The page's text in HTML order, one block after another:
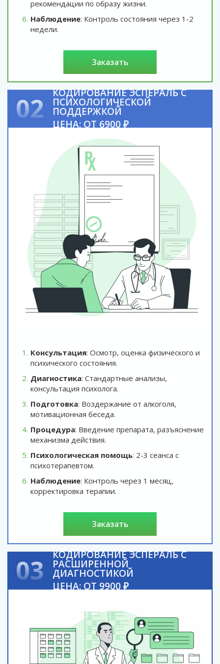
рекомендации по образу жизни.
Наблюдение: Контроль состояния через 1-2
недели.
заказать
02 КОДИРОВАНИЕ ЭСПЕРАЛЬ С
ПСИХОЛОГИЧЕСКОЙ
ПОДДЕРЖКОЙ
ЦЕНА: ОТ 6900 ₽
Консультация: Осмотр, оценка физического и
психического состояния.
Диагностика: Стандартные анализы,
консультация психолога.
Подготовка: Воздержание от алкоголя,
мотивационная беседа.
Процедура: Введение препарата, разъяснение
механизма действия.
Психологическая помощь: 2-3 сеанса с
психотерапевтом.
Наблюдение: Контроль через 1 месяц,
корректировка терапии.
заказать
03 КОДИРОВАНИЕ ЭСПЕРАЛЬ С
РАСШИРЕННОЙ
ДИАГНОСТИКОЙ
ЦЕНА: ОТ 9900 ₽